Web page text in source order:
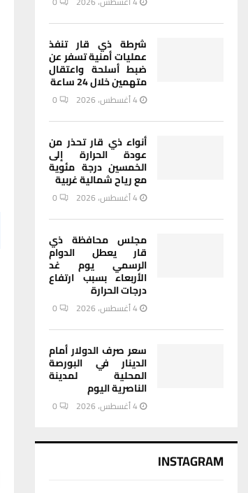
شرطة ذي قار تنفذ
عمليات أمنية تسفر عن
ضبط أسلحة واعتقال
متهمين خلال 24 ساعة
4 أغسطس، 2026 0
أنواء ذي قار تحذر من
عودة الحرارة إلى
الخمسين درجة مئوية
مع رياح شمالية غربية
4 أغسطس، 2026 0
مجلس محافظة ذي
قار يعطل الدوام
الرسمي يوم غد
الأربعاء بسبب ارتفاع
درجات الحرارة
4 أغسطس، 2026 0
سعر صرف الدولار أمام
الدينار في البورصة
المحلية لمدينة
الناصرية اليوم
4 أغسطس، 2026 0
INSTAGRAM